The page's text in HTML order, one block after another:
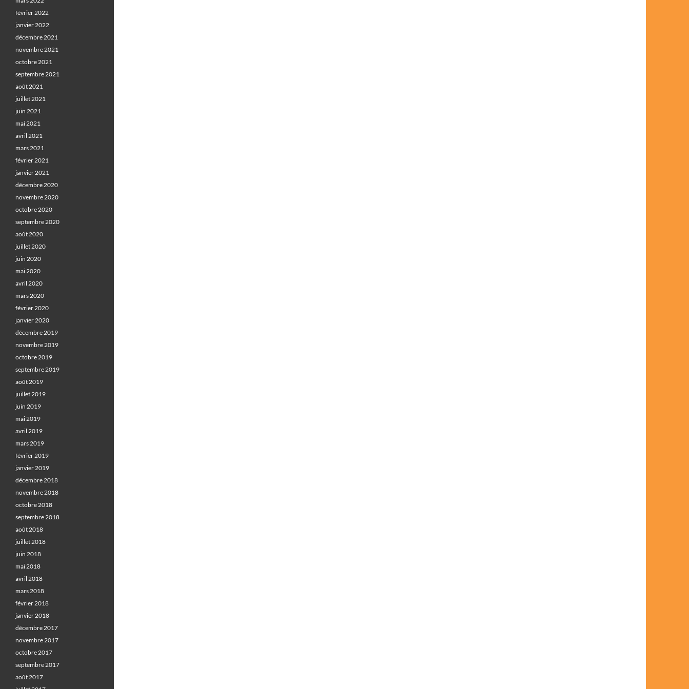
février 2022
janvier 2022
décembre 2021
novembre 2021
octobre 2021
septembre 2021
août 2021
juillet 2021
juin 2021
mai 2021
avril 2021
mars 2021
février 2021
janvier 2021
décembre 2020
novembre 2020
octobre 2020
septembre 2020
août 2020
juillet 2020
juin 2020
mai 2020
avril 2020
mars 2020
février 2020
janvier 2020
décembre 2019
novembre 2019
octobre 2019
septembre 2019
août 2019
juillet 2019
juin 2019
mai 2019
avril 2019
mars 2019
février 2019
janvier 2019
décembre 2018
novembre 2018
octobre 2018
septembre 2018
août 2018
juillet 2018
juin 2018
mai 2018
avril 2018
mars 2018
février 2018
janvier 2018
décembre 2017
novembre 2017
octobre 2017
septembre 2017
août 2017